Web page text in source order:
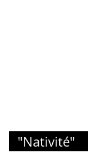
"Nativité"